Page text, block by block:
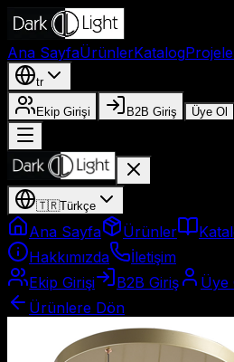
Ana SayfaÜrünlerKatalog
tr
Ekip Girişi B2B Giriş Üye Ol
🇹🇷Türkçe
Ana Sayfa Ürünler
Hakkımızda
İletişim
Ekip Girişi
B2B Giriş
Üye
Ürünlere Dön